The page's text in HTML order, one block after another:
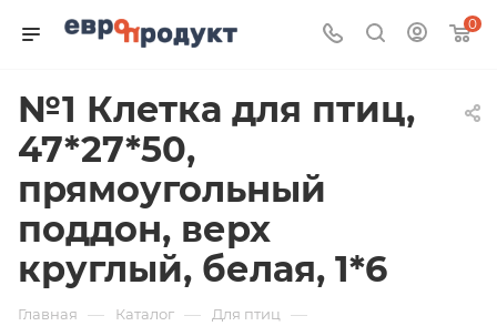
0
№1 Клетка для птиц,
47*27*50,
прямоугольный
поддон, верх
круглый, белая, 1*6
Главная — Каталог — Для птиц —